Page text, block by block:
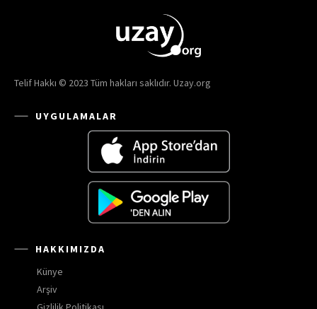
Telif Hakkı © 2023 Tüm hakları saklıdır. Uzay.org
UYGULAMALAR
HAKKIMIZDA
Künye
Arşiv